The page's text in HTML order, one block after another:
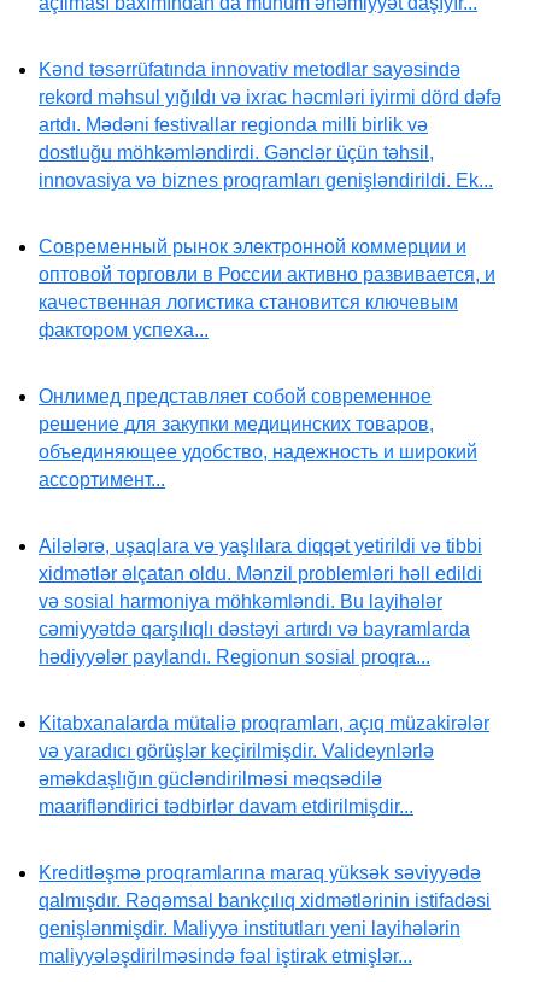
Kənd təsərrüfatında innovativ metodlar sayəsində
rekord məhsul yığıldı və ixrac həcmləri iyirmi dörd dəfə
artdı. Mədəni festivallar regionda milli birlik və
dostluğu möhkəmləndirdi. Gənclər üçün təhsil,
innovasiya və biznes proqramları genişləndirildi. Ek...
Современный рынок электронной коммерции и
оптовой торговли в России активно развивается, и
качественная логистика становится ключевым
фактором успеха...
Онлимед представляет собой современное
решение для закупки медицинских товаров,
объединяющее удобство, надежность и широкий
ассортимент...
Ailələrə, uşaqlara və yaşlılara diqqət yetirildi və tibbi
xidmətlər əlçatan oldu. Mənzil problemləri həll edildi
və sosial harmoniya möhkəmləndi. Bu layihələr
cəmiyyətdə qarşılıqlı dəstəyi artırdı və bayramlarda
hədiyyələr paylandı. Regionun sosial proqra...
Kitabxanalarda mütaliə proqramları, açıq müzakirələr
və yaradıcı görüşlər keçirilmişdir. Valideynlərlə
əməkdaşlığın gücləndirilməsi məqsədilə
maarifləndirici tədbirlər davam etdirilmişdir...
Kreditləşmə proqramlarına maraq yüksək səviyyədə
qalmışdır. Rəqəmsal bankçılıq xidmətlərinin istifadəsi
genişlənmişdir. Maliyyə institutları yeni layihələrin
maliyyələşdirilməsində fəal iştirak etmişlər...